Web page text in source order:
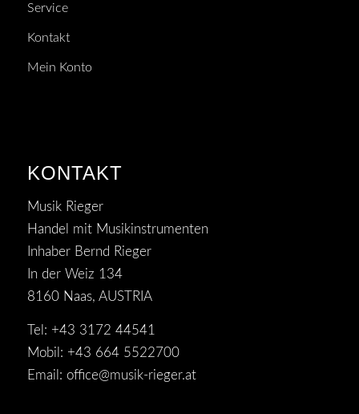
Service
Kontakt
Mein Konto
KONTAKT
Musik Rieger
Handel mit Musikinstrumenten
Inhaber Bernd Rieger
In der Weiz 134
8160 Naas, AUSTRIA
Tel: +43 3172 44541
Mobil: +43 664 5522700
Email: office@musik-rieger.at